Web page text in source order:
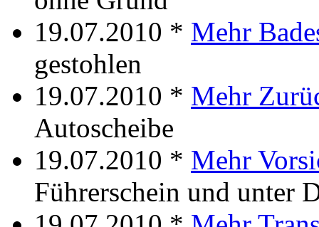
19.07.2010 * Mehr
gestohlen
19.07.2010 * Mehr
Autoscheibe
19.07.2010 * Mehr
Führerschein und unter